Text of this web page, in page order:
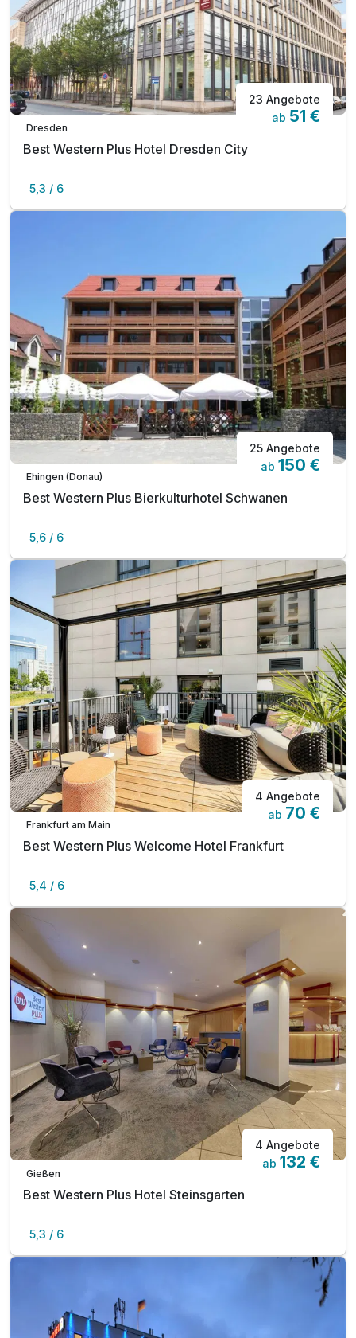
Dresden
23 Angebote
ab 51 €
Best Western Plus Hotel Dresden City
5,3 / 6
Ehingen (Donau)
25 Angebote
ab 150 €
Best Western Plus Bierkulturhotel Schwanen
5,6 / 6
Frankfurt am Main
4 Angebote
ab 70 €
Best Western Plus Welcome Hotel Frankfurt
5,4 / 6
Gießen
4 Angebote
ab 132 €
Best Western Plus Hotel Steinsgarten
5,3 / 6